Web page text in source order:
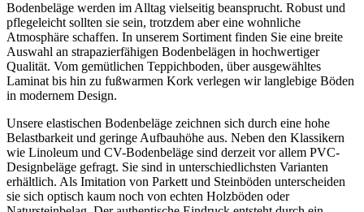
Bodenbeläge werden im Alltag vielseitig beansprucht. Robust und
pflegeleicht sollten sie sein, trotzdem aber eine wohnliche
Atmosphäre schaffen. In unserem Sortiment finden Sie eine breite
Auswahl an strapazierfähigen Bodenbelägen in hochwertiger
Qualität. Vom gemütlichen Teppichboden, über ausgewähltes
Laminat bis hin zu fußwarmen Kork verlegen wir langlebige Böden
in modernem Design.
Unsere elastischen Bodenbeläge zeichnen sich durch eine hohe
Belastbarkeit und geringe Aufbauhöhe aus. Neben den Klassikern
wie Linoleum und CV-Bodenbeläge sind derzeit vor allem PVC-
Designbeläge gefragt. Sie sind in unterschiedlichsten Varianten
erhältlich. Als Imitation von Parkett und Steinböden unterscheiden
sie sich optisch kaum noch von echten Holzböden oder